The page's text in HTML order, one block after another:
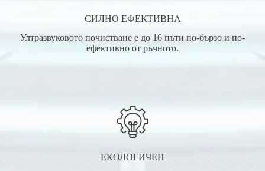
СИЛНО ЕФЕКТИВНА
Ултразвуковото почистване е до 16 пъти по-бързо и по-
ефективно от ръчното.
ЕКОЛОГИЧЕН